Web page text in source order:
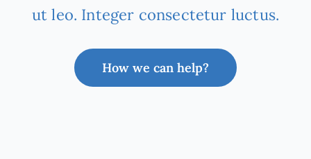
ut leo. Integer consectetur luctus.
How we can help?